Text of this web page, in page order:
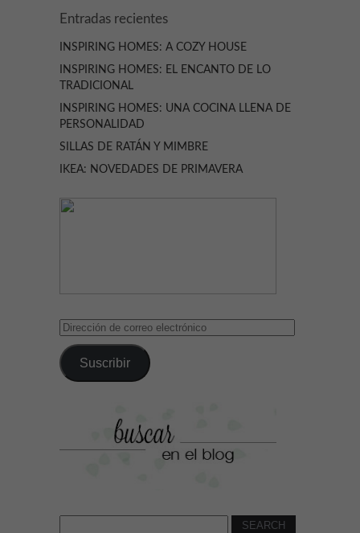
Entradas recientes
INSPIRING HOMES: A COZY HOUSE
INSPIRING HOMES: EL ENCANTO DE LO
TRADICIONAL
INSPIRING HOMES: UNA COCINA LLENA DE
PERSONALIDAD
SILLAS DE RATÁN Y MIMBRE
IKEA: NOVEDADES DE PRIMAVERA
Dirección
correo
electrónico
Suscribir